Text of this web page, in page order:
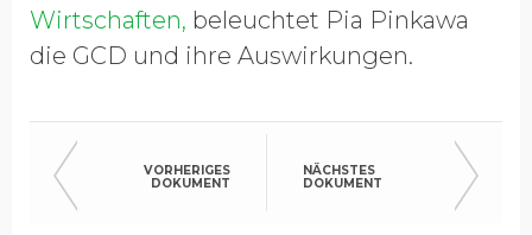
Wirtschaften, beleuchtet Pia Pinkawa
die GCD und ihre Auswirkungen.
VORHERIGES
DOKUMENT
NÄCHSTES
DOKUMENT